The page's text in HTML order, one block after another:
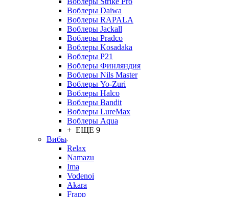
Воблеры Daiwa
Воблеры RAPALA
Воблеры Jackall
Воблеры Pradco
Воблеры Kosadaka
Воблеры P21
Воблеры Финляндия
Воблеры Nils Master
Воблеры Yo-Zuri
Воблеры Halco
Воблеры Bandit
Воблеры LureMax
Воблеры Aqua
+ ЕЩЕ 9
Вибы
Relax
Namazu
Ima
Vodenoi
Akara
Frapp